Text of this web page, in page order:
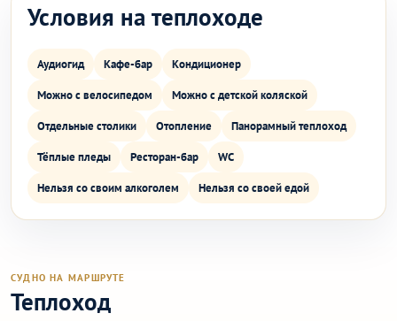
Условия на теплоходе
Аудиогид Кафе-бар Кондиционер
Можно с велосипедом Можно с детской коляской
Отдельные столики Отопление Панорамный теплоход
Тёплые пледы Ресторан-бар WC
Нельзя со своим алкоголем Нельзя со своей едой
СУДНО НА МАРШРУТЕ
Теплоход